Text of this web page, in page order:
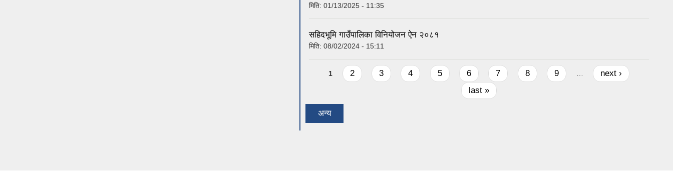
मिति: 01/13/2025 - 11:35
सहिदभूमि गाउँपालिका विनियोजन ऐन २०८१
मिति: 08/02/2024 - 15:11
Pages
1 2 3 4 5 6 7 8 9
next ›
last »
अन्य